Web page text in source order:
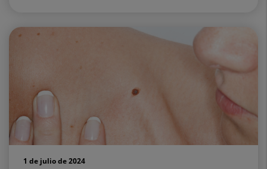
1 de julio de 2024